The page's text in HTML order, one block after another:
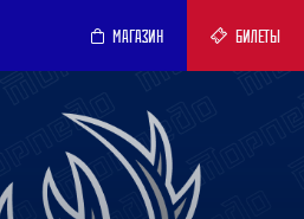
МАГАЗИН БИЛЕТЫ